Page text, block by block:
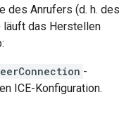
des Anrufers (d. h. des
läuft das Herstellen
-
ICE-Konfiguration.